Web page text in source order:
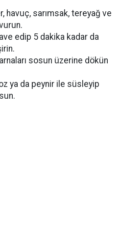
havuç, sarımsak, tereyağ ve
edip 5 dakika kadar da
sosun üzerine dökün
ya da peynir ile süsleyip